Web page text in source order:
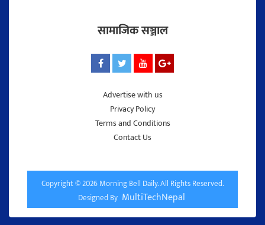
सामाजिक सञ्जाल
Advertise with us
Privacy Policy
Terms and Conditions
Contact Us
Copyright © 2026 Morning Bell Daily. All Rights Reserved.
Designed By MultiTechNepal